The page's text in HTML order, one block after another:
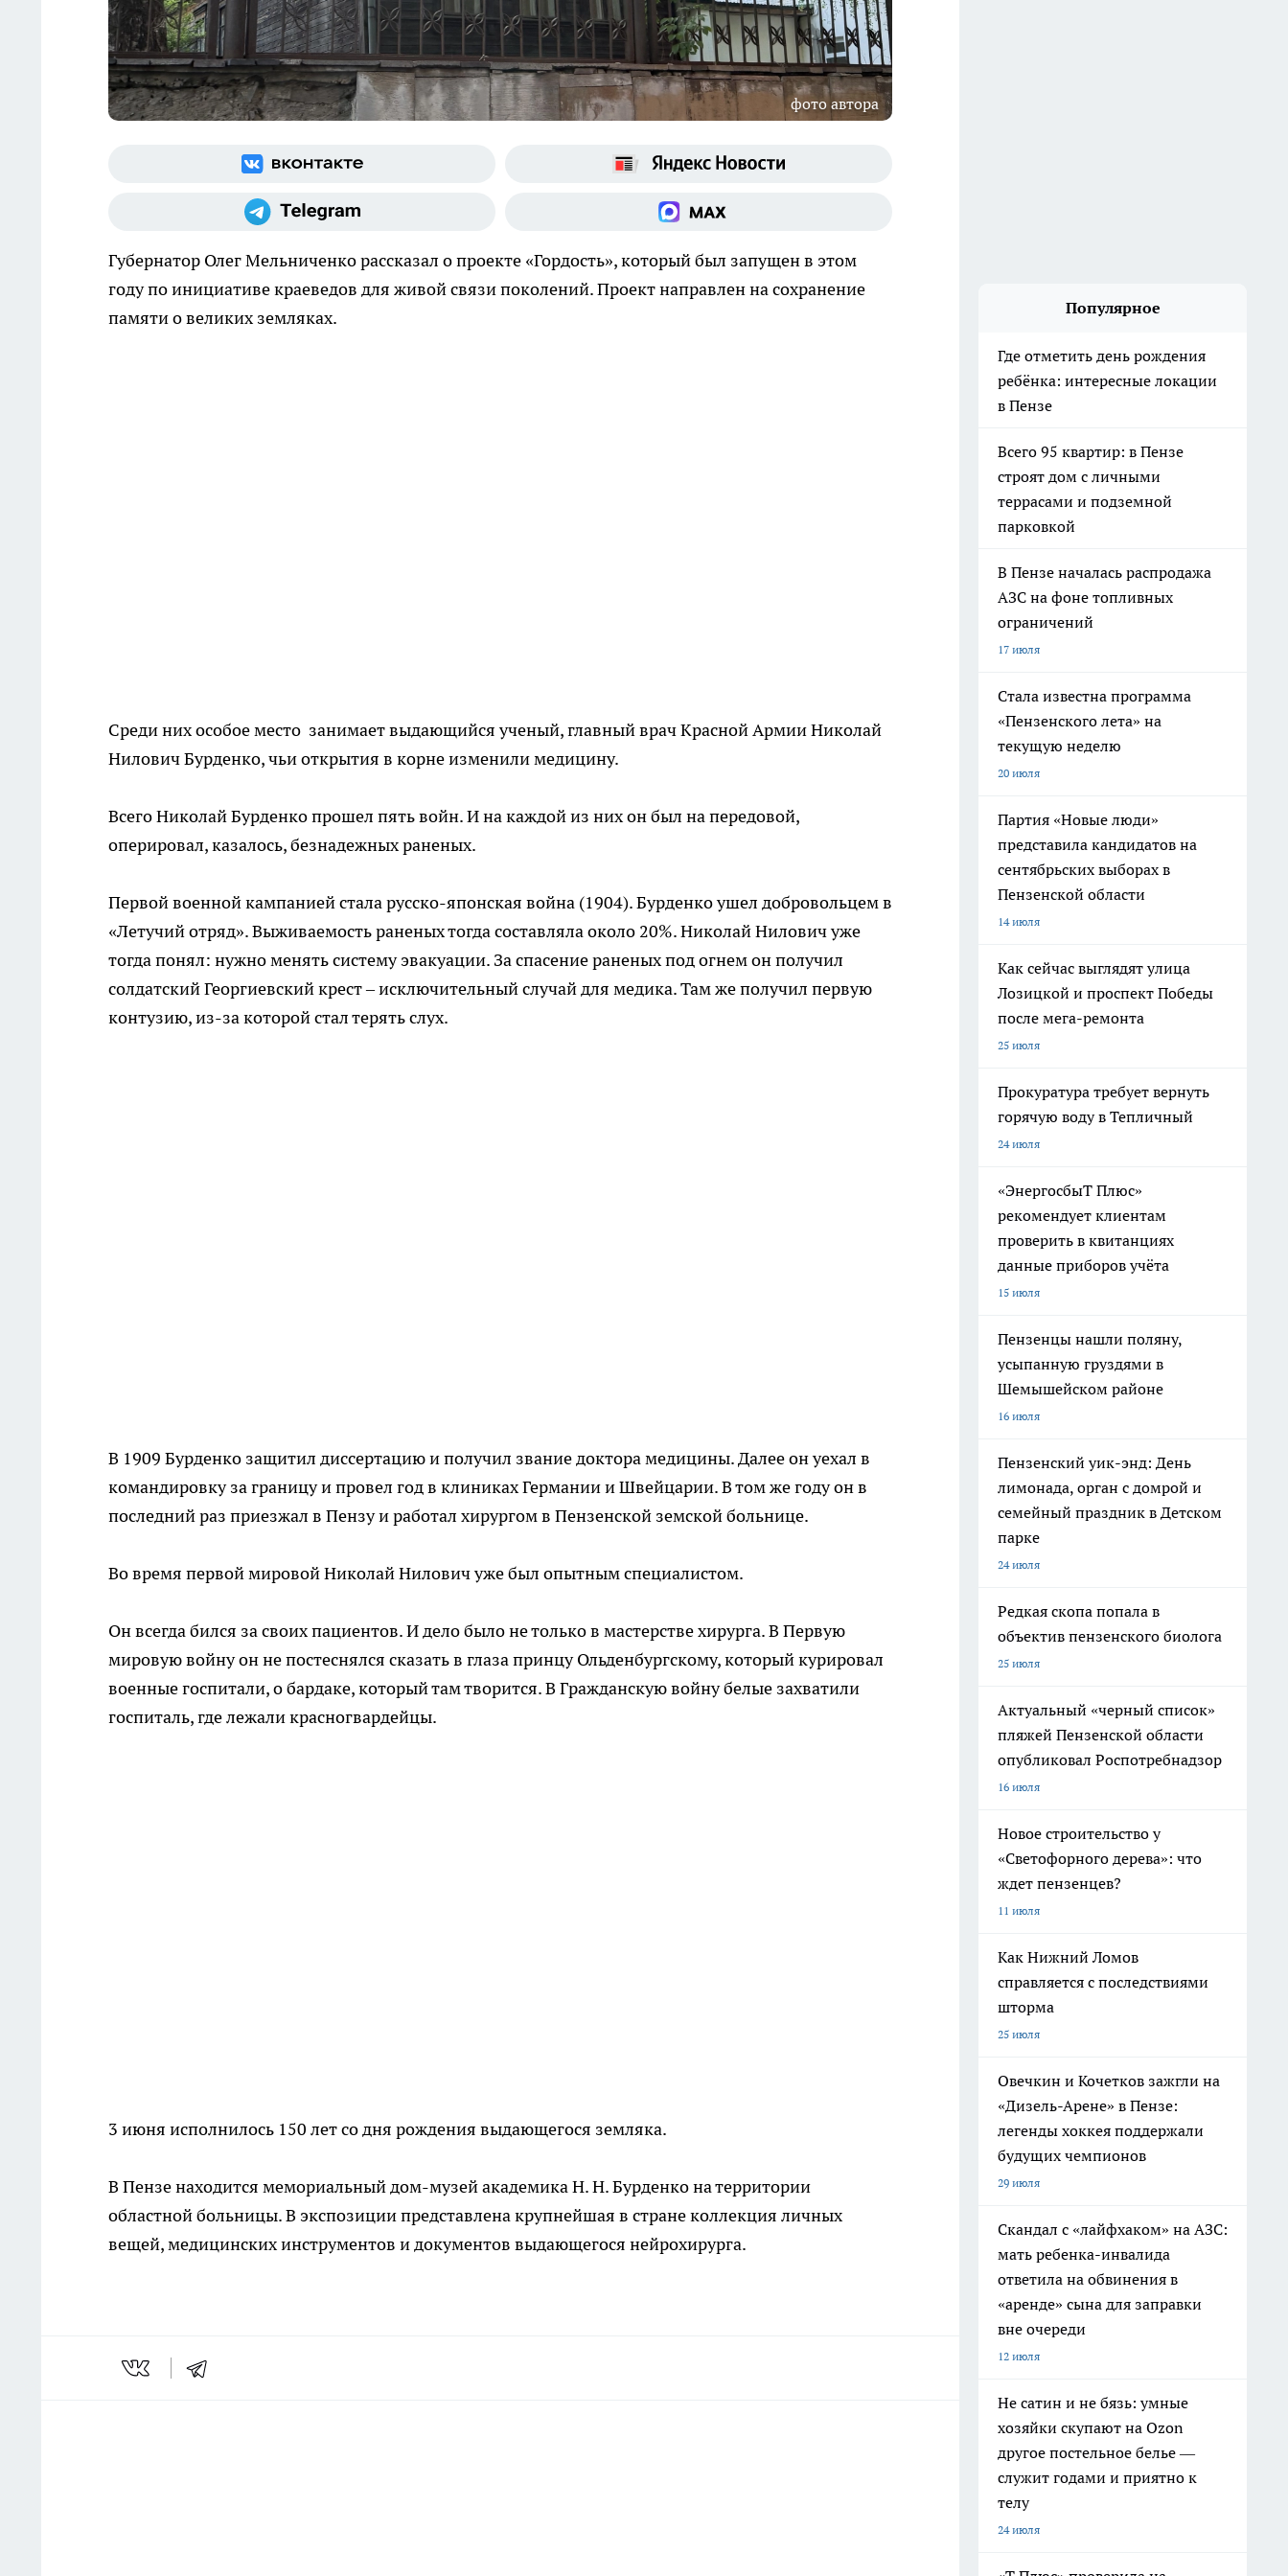
фото автора
Губернатор Олег Мельниченко рассказал о проекте «Гордость», который был запущен в этом
году по инициативе краеведов для живой связи поколений. Проект направлен на сохранение
памяти о великих земляках.
Среди них особое место занимает выдающийся ученый, главный врач Красной Армии Николай
Нилович Бурденко, чьи открытия в корне изменили медицину.
Всего Николай Бурденко прошел пять войн. И на каждой из них он был на передовой,
оперировал, казалось, безнадежных раненых.
Первой военной кампанией стала русско-японская война (1904). Бурденко ушел добровольцем в
«Летучий отряд». Выживаемость раненых тогда составляла около 20%. Николай Нилович уже
тогда понял: нужно менять систему эвакуации. За спасение раненых под огнем он получил
солдатский Георгиевский крест – исключительный случай для медика. Там же получил первую
контузию, из-за которой стал терять слух.
В 1909 Бурденко защитил диссертацию и получил звание доктора медицины. Далее он уехал в
командировку за границу и провел год в клиниках Германии и Швейцарии. В том же году он в
последний раз приезжал в Пензу и работал хирургом в Пензенской земской больнице.
Во время первой мировой Николай Нилович уже был опытным специалистом.
Он всегда бился за своих пациентов. И дело было не только в мастерстве хирурга. В Первую
мировую войну он не постеснялся сказать в глаза принцу Ольденбургскому, который курировал
военные госпитали, о бардаке, который там творится. В Гражданскую войну белые захватили
госпиталь, где лежали красногвардейцы.
3 июня исполнилось 150 лет со дня рождения выдающегося земляка.
В Пензе находится мемориальный дом-музей академика Н. Н. Бурденко на территории
областной больницы. В экспозиции представлена крупнейшая в стране коллекция личных
вещей, медицинских инструментов и документов выдающегося нейрохирурга.
Популярное
Где отметить день рождения
ребёнка: интересные локации
в Пензе
Всего 95 квартир: в Пензе
строят дом с личными
террасами и подземной
парковкой
В Пензе началась распродажа
АЗС на фоне топливных
ограничений
17 июля
Стала известна программа
«Пензенского лета» на
текущую неделю
20 июля
Партия «Новые люди»
представила кандидатов на
сентябрьских выборах в
Пензенской области
14 июля
Как сейчас выглядят улица
Лозицкой и проспект Победы
после мега-ремонта
25 июля
Прокуратура требует вернуть
горячую воду в Тепличный
24 июля
«ЭнергосбыТ Плюс»
рекомендует клиентам
проверить в квитанциях
данные приборов учёта
15 июля
Пензенцы нашли поляну,
усыпанную груздями в
Шемышейском районе
16 июля
Пензенский уик-энд: День
лимонада, орган с домрой и
семейный праздник в Детском
парке
24 июля
Редкая скопа попала в
объектив пензенского биолога
25 июля
Актуальный «черный список»
пляжей Пензенской области
опубликовал Роспотребнадзор
16 июля
Новое строительство у
«Светофорного дерева»: что
ждет пензенцев?
11 июля
Как Нижний Ломов
справляется с последствиями
шторма
25 июля
Овечкин и Кочетков зажгли на
«Дизель-Арене» в Пензе:
легенды хоккея поддержали
будущих чемпионов
29 июля
Скандал с «лайфхаком» на АЗС:
мать ребенка-инвалида
ответила на обвинения в
«аренде» сына для заправки
вне очереди
12 июля
Не сатин и не бязь: умные
хозяйки скупают на Ozon
другое постельное белье —
служит годами и приятно к
телу
24 июля